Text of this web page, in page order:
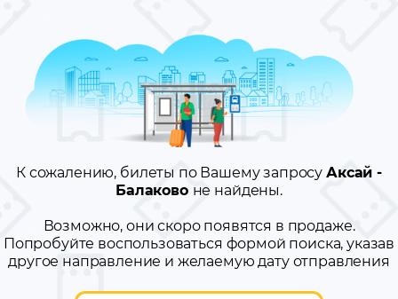
К сожалению, билеты по Вашему запросуАксай -
Балаково не найдены.
Возможно, они скоро появятся в продаже.
Попробуйте воспользоваться формой поиска, указав
другое направление и желаемую дату отправления